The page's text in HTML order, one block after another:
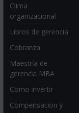
Clima
organizacional
Libros de gerencia
Cobranza
Maestría de
gerencia MBA
Como invertir
Compensacion y